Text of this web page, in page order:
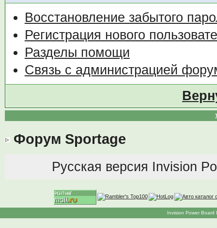
Восстановление забытого
Регистрация нового
Разделы помощи
Связь с администрацией
Форум Sportage
Русская версия Invision
Invision Power